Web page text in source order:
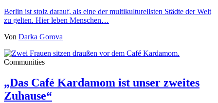
Berlin ist stolz darauf, als eine der multikulturellsten Städte der Welt
zu gelten. Hier leben Menschen…
Von Darka Gorova
Communities
„Das Café Kardamom ist unser zweites
Zuhause“